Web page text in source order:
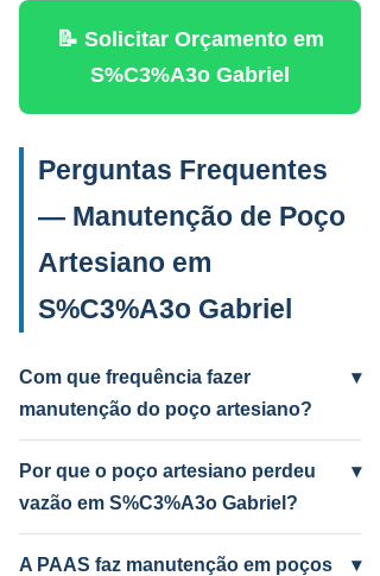
📝 Solicitar Orçamento em
S%C3%A3o Gabriel
Perguntas Frequentes
— Manutenção de Poço
Artesiano em
S%C3%A3o Gabriel
Com que frequência fazer
manutenção do poço artesiano?
▾
Anual para uso intenso (agrícola/industrial)
e a cada 2 anos para uso residencial.
Poços antigos podem precisar mais
frequentemente.
Por que o poço artesiano perdeu
vazão em S%C3%A3o Gabriel?
▾
Causas mais comuns: incrustação por
ferro e manganês, colmatação do filtro,
A PAAS faz manutenção em poços
▾